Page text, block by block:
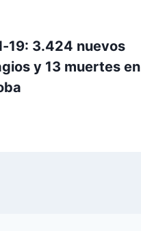
19: 3.424 nuevos
y 13 muertes en